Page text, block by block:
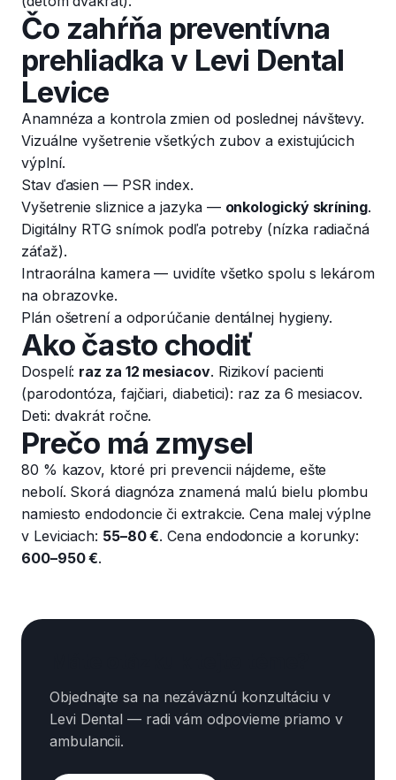
Čo zahŕňa preventívna
prehliadka v Levi Dental
Levice
Anamnéza a kontrola zmien od poslednej návštevy.
Vizuálne vyšetrenie všetkých zubov a existujúcich
výplní.
Stav ďasien — PSR index.
Vyšetrenie sliznice a jazyka — onkologický skríning.
Digitálny RTG snímok podľa potreby (nízka radiačná
záťaž).
Intraorálna kamera — uvidíte všetko spolu s lekárom
na obrazovke.
Plán ošetrení a odporúčanie dentálnej hygieny.
Ako často chodiť
Dospelí: raz za 12 mesiacov. Rizikoví pacienti
(parodontóza, fajčiari, diabetici): raz za 6 mesiacov.
Deti: dvakrát ročne.
Prečo má zmysel
80 % kazov, ktoré pri prevencii nájdeme, ešte
nebolí. Skorá diagnóza znamená malú bielu plombu
namiesto endodoncie či extrakcie. Cena malej výplne
v Leviciach: 55–80 €. Cena endodoncie a korunky:
600–950 €.
Objednajte sa na nezáväznú konzultáciu v
Levi Dental — radi vám odpovieme priamo v
ambulancii.